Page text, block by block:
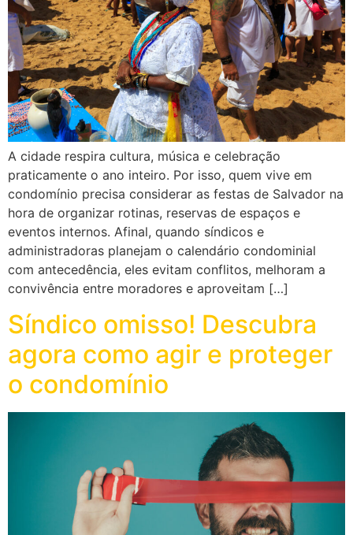
A cidade respira cultura, música e celebração
praticamente o ano inteiro. Por isso, quem vive em
condomínio precisa considerar as festas de Salvador na
hora de organizar rotinas, reservas de espaços e
eventos internos. Afinal, quando síndicos e
administradoras planejam o calendário condominial
com antecedência, eles evitam conflitos, melhoram a
convivência entre moradores e aproveitam […]
Síndico omisso! Descubra
agora como agir e proteger
o condomínio